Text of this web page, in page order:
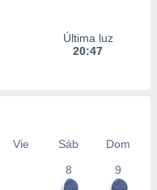
Última luz
20:47
Vie Sáb
Dom
8
9